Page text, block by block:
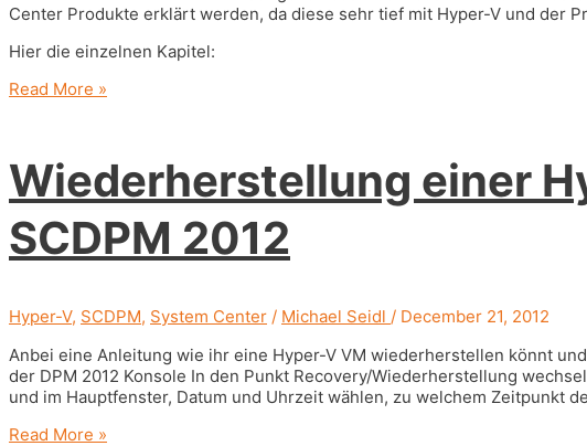
Center Produkte erklärt werden, da diese sehr tief mit Hyper-V und der
Hier die einzelnen Kapitel:
Buchvorstellung:
und
System
Read More »
Wiederherstellung einer
SCDPM 2012
Hyper-V, SCDPM, System Center / Michael Seidl / December 21, 2012
Anbei eine Anleitung wie ihr eine Hyper-V VM wiederherstellen könnt
der DPM 2012 Konsole In den Punkt Recovery/Wiederherstellung
und im Hauptfenster, Datum und Uhrzeit wählen, zu welchem Zeitpunkt
Wiederherstellung
Read More »